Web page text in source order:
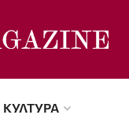
КУЛТУРА